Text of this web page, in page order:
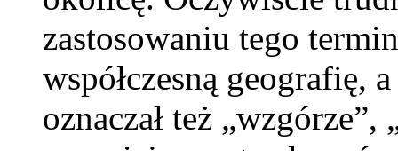
zastosowaniu tego
współczesną geografię,
oznaczał też